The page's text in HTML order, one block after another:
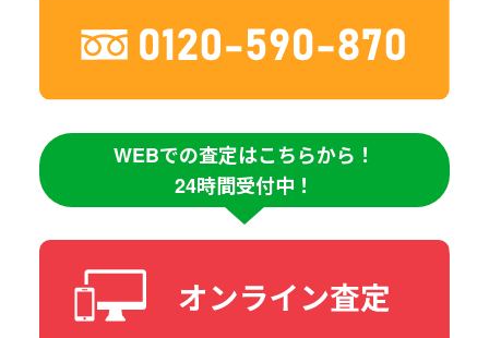
WEBでの査定はこちらから！
24時間受付中！